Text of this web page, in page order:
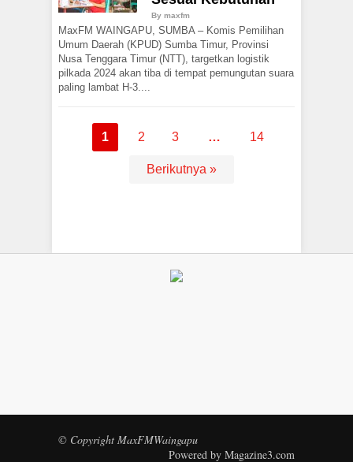
By maxfm
MaxFM WAINGAPU, SUMBA – Komis Pemilihan
Umum Daerah (KPUD) Sumba Timur, Provinsi
Nusa Tenggara Timur (NTT), targetkan logistik
pilkada 2024 akan tiba di tempat pemungutan suara
paling lambat H-3....
1 2 3 … 14
Berikutnya »
© Copyright MaxFMWaingapu
Powered by Magazine3.com